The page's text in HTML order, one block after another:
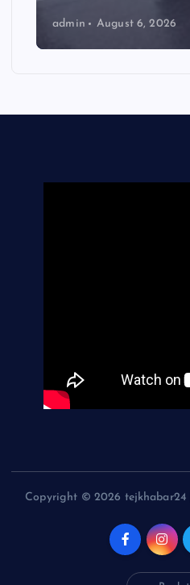
admin August 6, 2026
Copyright © 2026 tejkhabar24